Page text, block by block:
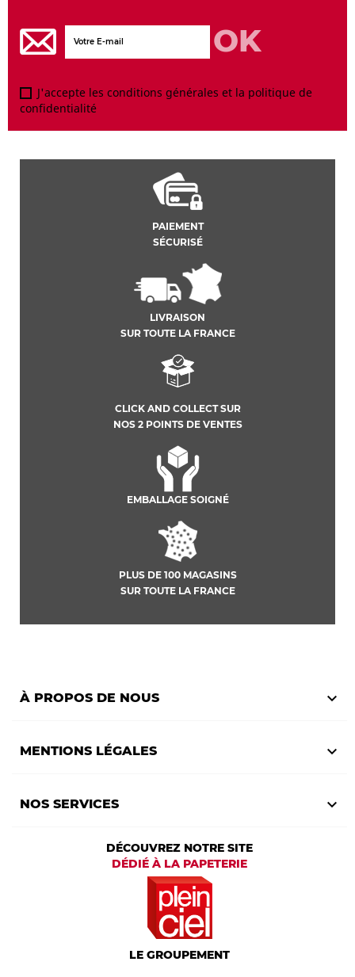
J'accepte les conditions générales et la politique de
confidentialité
PAIEMENT
SÉCURISÉ
LIVRAISON
SUR TOUTE LA FRANCE
CLICK AND COLLECT SUR
NOS 2 POINTS DE VENTES
EMBALLAGE SOIGNÉ
PLUS DE 100 MAGASINS
SUR TOUTE LA FRANCE
À PROPOS DE NOUS 
MENTIONS LÉGALES 
NOS SERVICES 
DÉCOUVREZ NOTRE SITE
DÉDIÉ À LA PAPETERIE
LE GROUPEMENT